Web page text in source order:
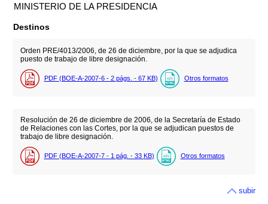
MINISTERIO DE LA PRESIDENCIA
Destinos
Orden PRE/4013/2006, de 26 de diciembre, por la que se adjudica
puesto de trabajo de libre designación.
PDF (BOE-A-2007-6 - 2 págs. - 67 KB) Otros formatos
Resolución de 26 de diciembre de 2006, de la Secretaría de Estado
de Relaciones con las Cortes, por la que se adjudican puestos de
trabajo de libre designación.
PDF (BOE-A-2007-7 - 1 pág. - 33 KB) Otros formatos
subir